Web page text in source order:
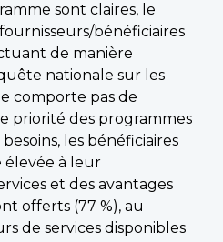
sont claires, le
bénéficiaires
de manière
nationale sur les
comporte pas de
priorité des programmes
les bénéficiaires
à leur
et des avantages
offerts (77 %), au
de services disponibles